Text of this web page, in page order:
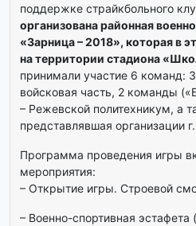
поддержке страйкбольного
организована районная
«Зарница – 2018», которая в
на территории стадиона
принимали участие 6 команд:
войсковая часть, 2 команды
– Режевской политехникум, а
представлявшая организации
Программа проведения игры
мероприятия:
– Открытие игры. Строевой
– Военно-спортивная